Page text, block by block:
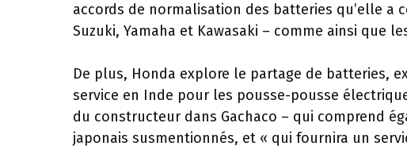
accords de normalisation des batteries qu’elle a
Suzuki, Yamaha et Kawasaki – comme ainsi que
De plus, Honda explore le partage de batteries,
service en Inde pour les pousse-pousse
du constructeur dans Gachaco – qui comprend
japonais susmentionnés, et « qui fournira un